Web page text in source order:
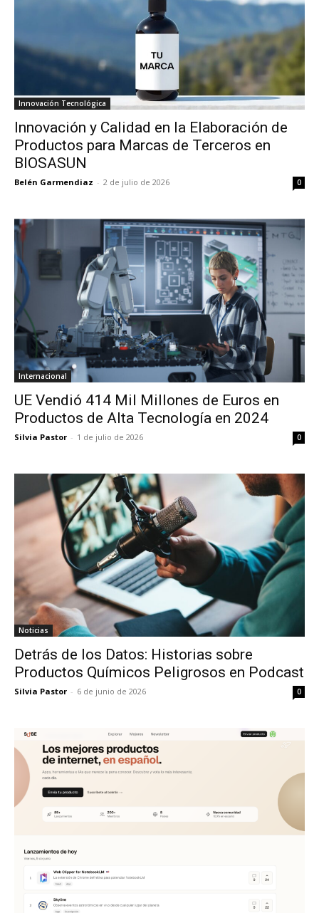
Innovación Tecnológica
Innovación y Calidad en la Elaboración de
Productos para Marcas de Terceros en
BIOSASUN
Belén Garmendiaz - 2 de julio de 2026 0
Internacional
UE Vendió 414 Mil Millones de Euros en
Productos de Alta Tecnología en 2024
Silvia Pastor - 1 de julio de 2026 0
Noticias
Detrás de los Datos: Historias sobre
Productos Químicos Peligrosos en Podcast
Silvia Pastor - 6 de junio de 2026 0